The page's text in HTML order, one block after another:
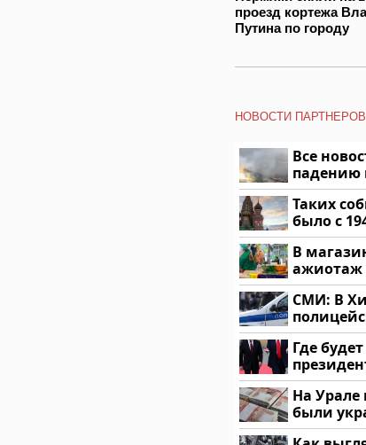
проезд кортежа
Путина по городу
НОВОСТИ ПАРТНЕРОВ
Все
падению
на
здесь
Таких
было с
ждать
В
ажиотаж
этого
купить?
СМИ: В
машину
Где
России:
На Урале
были